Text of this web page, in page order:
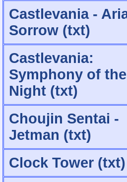
Castlevania -
Sorrow (txt)
Castlevania:
Symphony of the
Night (txt)
Choujin Sentai -
Jetman (txt)
Clock Tower (txt)